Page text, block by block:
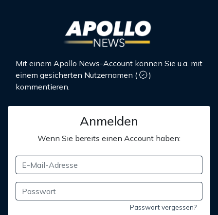
Mit einem Apollo News-Account können Sie u.a. mit
einem gesicherten Nutzernamen (
)
kommentieren.
Anmelden
Wenn Sie bereits einen Account haben:
Passwort vergessen?